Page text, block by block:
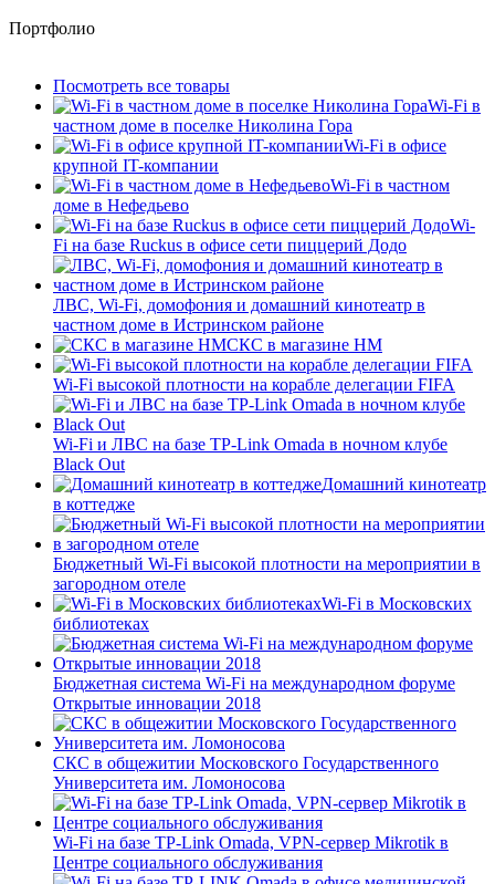
Портфолио
Посмотреть все товары
Wi-Fi в
частном доме в поселке Николина Гора
Wi-Fi в офисе
крупной IT-компании
Wi-Fi в частном
доме в Нефедьево
Wi-
Fi на базе Ruckus в офисе сети пиццерий Додо
ЛВС, Wi-Fi, домофония и домашний кинотеатр в
частном доме в Истринском районе
СКС в магазине HM
Wi-Fi высокой плотности на корабле делегации FIFA
Wi-Fi и ЛВС на базе TP-Link Omada в ночном клубе
Black Out
Домашний кинотеатр
в коттедже
Бюджетный Wi-Fi высокой плотности на мероприятии в
загородном отеле
Wi-Fi в Московских
библиотеках
Бюджетная система Wi-Fi на международном форуме
Открытые инновации 2018
СКС в общежитии Московского Государственного
Университета им. Ломоносова
Wi-Fi на базе TP-Link Omada, VPN-сервер Mikrotik в
Центре социального обслуживания